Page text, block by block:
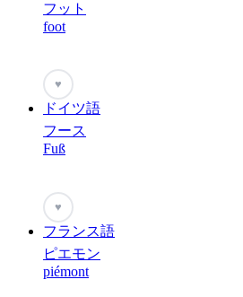
フット
foot
♥
ドイツ語
フース
Fuß
♥
フランス語
ピエモン
piémont